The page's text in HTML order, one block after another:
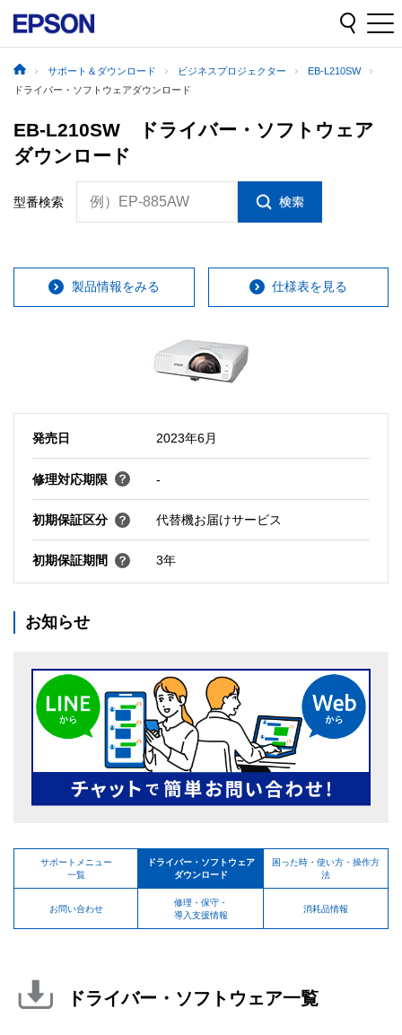
サポート＆ダウンロード ビジネスプロジェクター
EB-L210SW
ドライバー・ソフトウェアダウンロード
EB-L210SW ドライバー・ソフトウェア
ダウンロード
型番検索 例）EP-885AW
製品情報をみる 仕様表を見る
発売日 2023年6月
修理対応期限 -
初期保証区分 代替機お届けサービス
初期保証期間 3年
お知らせ
サポートメニュー
一覧
ドライバー・ソフトウェア
ダウンロード
困った時・使い方・操作方
法
お問い合わせ
修理・保守・
導入支援情報
消耗品情報
ドライバー・ソフトウェア一覧